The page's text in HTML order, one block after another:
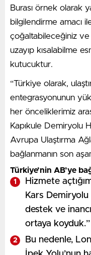
Burası örnek olarak
bilgilendirme amacı
çoğaltabileceğiniz ve
uzayıp kısalabilme
kutucuktur.
“Türkiye olarak,
entegrasyonunun
her önceliklerimiz
Kapıkule Demiryolu
Avrupa Ulaştırma
bağlanmanın son
Türkiye’nin AB’ye
Hizmete
Kars
destek ve
ortaya koyduk.”
Bu nedenle,